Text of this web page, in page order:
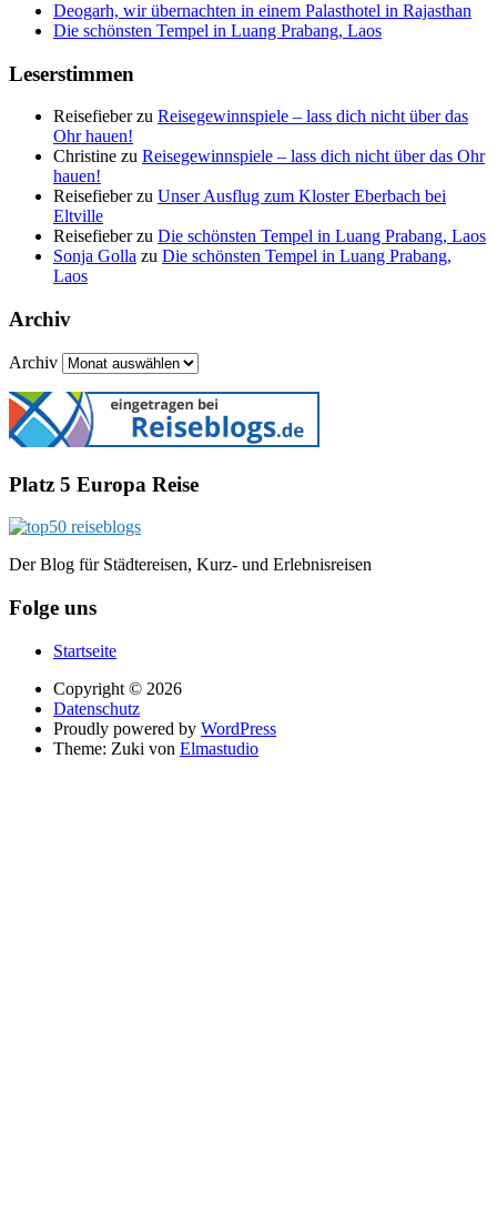
Deogarh, wir übernachten in einem Palasthotel in Rajasthan
Die schönsten Tempel in Luang Prabang, Laos
Leserstimmen
Reisefieberzu Reisegewinnspiele – lass dich nicht über das
Ohr hauen!
Christine zu Reisegewinnspiele – lass dich nicht über das Ohr
hauen!
Reisefieberzu Unser Ausflug zum Kloster Eberbach bei
Eltville
Reisefieberzu Die schönsten Tempel in Luang Prabang, Laos
Sonja Golla zu Die schönsten Tempel in Luang Prabang,
Laos
Archiv
Archiv
Platz 5 Europa Reise
Der Blog für Städtereisen, Kurz- und Erlebnisreisen
Folge uns
Startseite
Copyright © 2026
Datenschutz
Proudly powered by WordPress
Theme: Zuki von Elmastudio